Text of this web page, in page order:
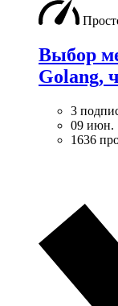
Выбор
Golang,
3
09 июн.
1636